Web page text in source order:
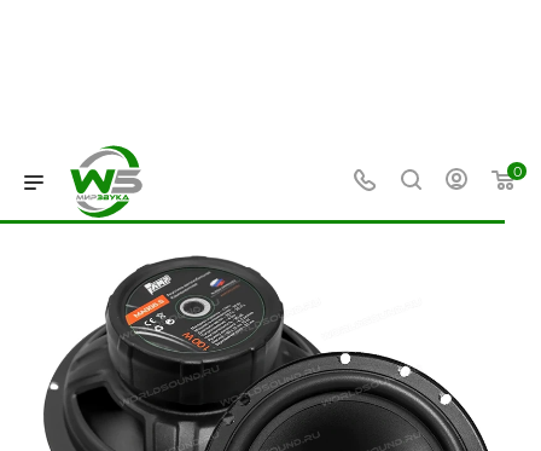
Компонентная акустика AMP
Mass 6.5 [16.5 см, 50 Вт / 100 Вт]